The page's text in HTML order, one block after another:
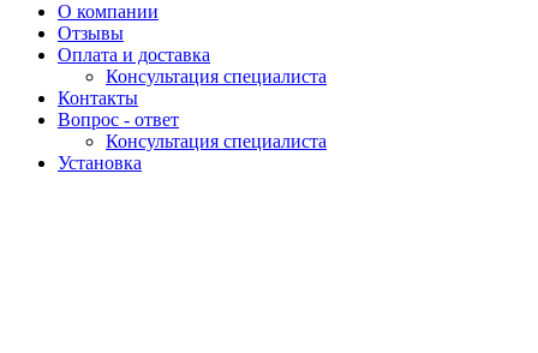
О компании
Отзывы
Оплата и доставка
Консультация специалиста
Контакты
Вопрос - ответ
Консультация специалиста
Установка